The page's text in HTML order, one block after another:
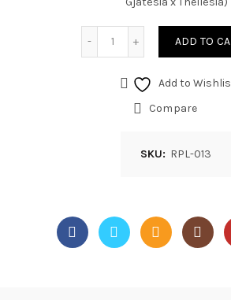
ADD TO
Add to
Compare
SKU: RPL-013